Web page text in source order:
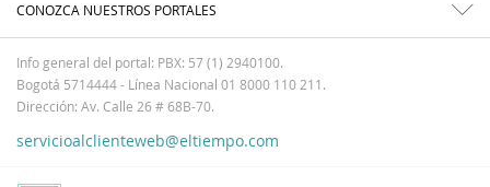
CONOZCA NUESTROS PORTALES
Info general del portal: PBX: 57 (1) 2940100.
Bogotá 5714444 - Línea Nacional 01 8000 110 211.
Dirección: Av. Calle 26 # 68B-70.
servicioalclienteweb@eltiempo.com